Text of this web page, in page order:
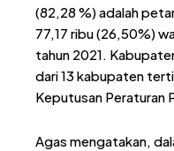
(82,28 %) adalah
77,17 ribu (26,50%)
tahun 2021.
dari 13 kabupaten
Keputusan Peraturan
Agas mengatakan,